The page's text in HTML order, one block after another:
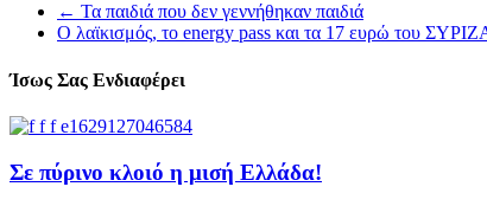
← Τα παιδιά που δεν γεννήθηκαν παιδιά
Ο λαϊκισμός, το energy pass και τα 17 ευρώ του
Ίσως Σας Ενδιαφέρει
Σε πύρινο κλοιό η μισή Ελλάδα!